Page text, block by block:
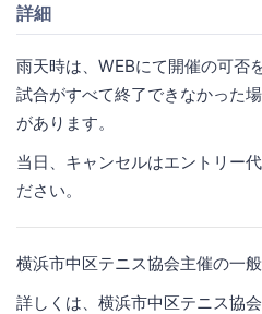
詳細
雨天時は、WEBにて開催の可否
試合がすべて終了できなかった
があります。
当日、キャンセルはエントリー
ださい。
横浜市中区テニス協会主催の一般
詳しくは、横浜市中区テニス協